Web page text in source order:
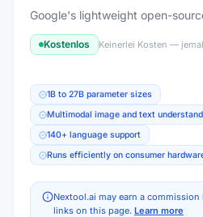
Google's lightweight open-
Kostenlos Keinerlei Kosten —
1B to 27B parameter sizes
Multimodal image and text
140+ language support
Runs efficiently on consumer
Nextool.ai may earn a
links on this page. Learn more